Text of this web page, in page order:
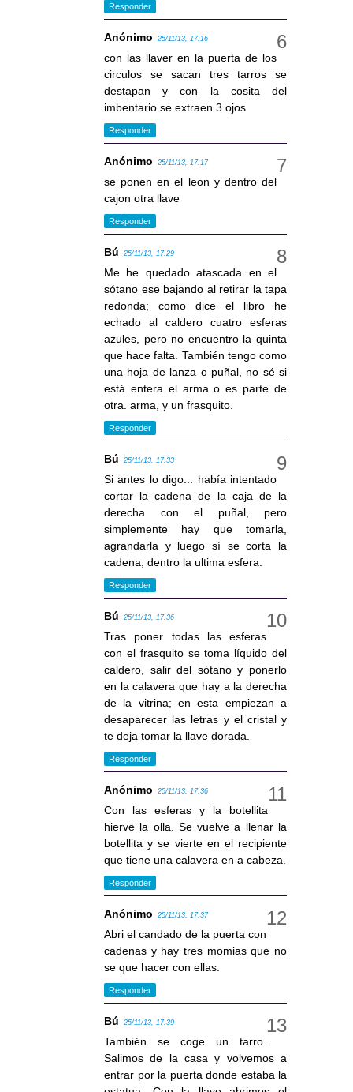
Responder
Anónimo 25/11/13, 17:16
con las llaver en la puerta de los
circulos se sacan tres tarros se
destapan y con la cosita del
imbentario se extraen 3 ojos
Responder
Anónimo 25/11/13, 17:17
se ponen en el leon y dentro del
cajon otra llave
Responder
Bú 25/11/13, 17:29
Me he quedado atascada en el
sótano ese bajando al retirar la tapa
redonda; como dice el libro he
echado al caldero cuatro esferas
azules, pero no encuentro la quinta
que hace falta. También tengo como
una hoja de lanza o puñal, no sé si
está entera el arma o es parte de
otra. arma, y un frasquito.
Responder
Bú 25/11/13, 17:33
Si antes lo digo... había intentado
cortar la cadena de la caja de la
derecha con el puñal, pero
simplemente hay que tomarla,
agrandarla y luego sí se corta la
cadena, dentro la ultima esfera.
Responder
Bú 25/11/13, 17:36
Tras poner todas las esferas
con el frasquito se toma líquido del
caldero, salir del sótano y ponerlo
en la calavera que hay a la derecha
de la vitrina; en esta empiezan a
desaparecer las letras y el cristal y
te deja tomar la llave dorada.
Responder
Anónimo 25/11/13, 17:36
Con las esferas y la botellita
hierve la olla. Se vuelve a llenar la
botellita y se vierte en el recipiente
que tiene una calavera en a cabeza.
Responder
Anónimo 25/11/13, 17:37
Abri el candado de la puerta con
cadenas y hay tres momias que no
se que hacer con ellas.
Responder
Bú 25/11/13, 17:39
También se coge un tarro.
Salimos de la casa y volvemos a
entrar por la puerta donde estaba la